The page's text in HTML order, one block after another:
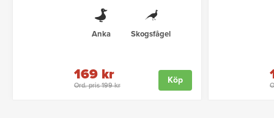
Anka Skogsfågel
Ord. pris 199 kr
169 kr Köp